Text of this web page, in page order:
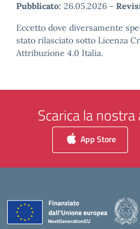
Pubblicato: 26.05.2026 -
Eccetto dove diversamente
stato rilasciato sotto Licenza
Attribuzione 4.0 Italia.
Scarica la
App Store